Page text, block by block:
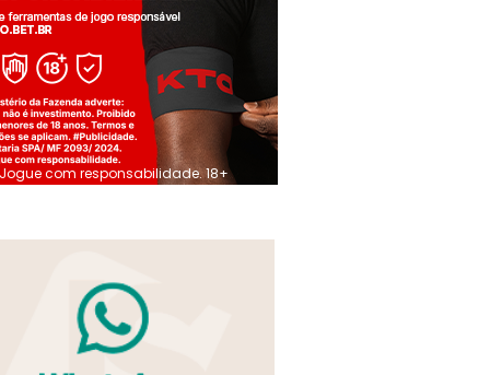
Jogue com responsabilidade. 18+